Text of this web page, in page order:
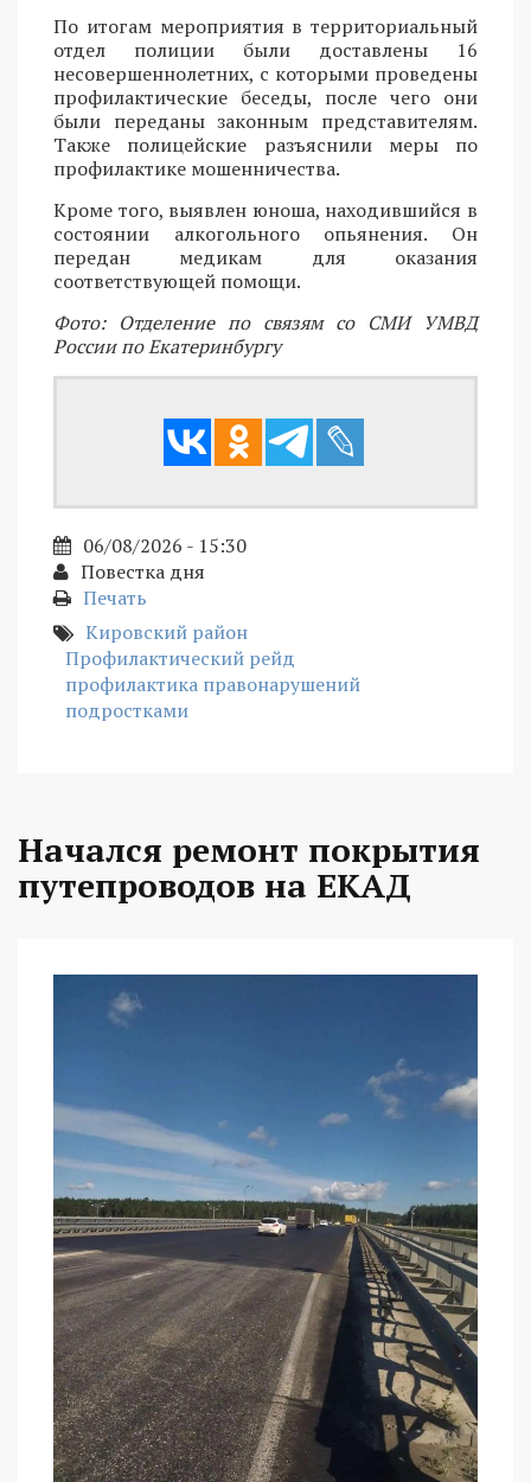
По итогам мероприятия в территориальный
отдел полиции были доставлены 16
несовершеннолетних, с которыми проведены
профилактические беседы, после чего они
были переданы законным представителям.
Также полицейские разъяснили меры по
профилактике мошенничества.
Кроме того, выявлен юноша, находившийся в
состоянии алкогольного опьянения. Он
передан медикам для оказания
соответствующей помощи.
Фото: Отделение по связям со СМИ УМВД
России по Екатеринбургу
06/08/2026 - 15:30
Повестка дня
Печать
Кировский район
Профилактический рейд
профилактика правонарушений
подростками
Начался ремонт покрытия
путепроводов на ЕКАД